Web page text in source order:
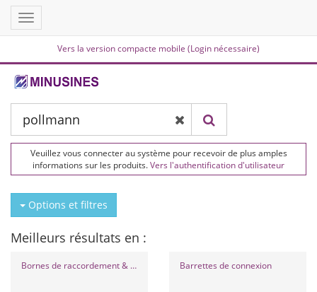
Vers la version compacte mobile (Login nécessaire)
Toggle
navigation
Veuillez vous connecter au système pour recevoir de plus amples
informations sur les produits.Vers l'authentification d'utilisateur
Options et filtres
Meilleurs résultats en :
Bornes de raccordement & de dérivation Barrettes de connexion